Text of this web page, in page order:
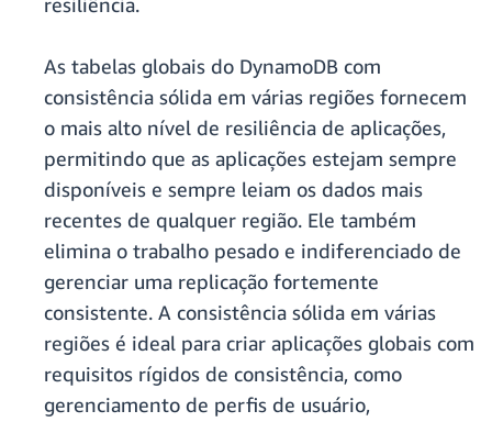
As tabelas globais do DynamoDB com
consistência sólida em várias regiões fornecem
o mais alto nível de resiliência de aplicações,
permitindo que as aplicações estejam sempre
disponíveis e sempre leiam os dados mais
recentes de qualquer região. Ele também
elimina o trabalho pesado e indiferenciado de
gerenciar uma replicação fortemente
consistente. A consistência sólida em várias
regiões é ideal para criar aplicações globais com
requisitos rígidos de consistência, como
gerenciamento de perfis de usuário,